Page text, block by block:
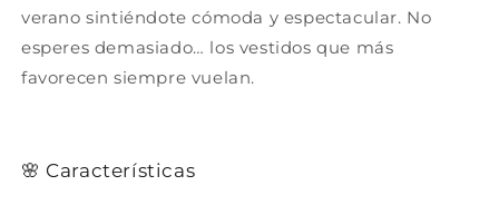
verano sintiéndote cómoda y espectacular. No
esperes demasiado… los vestidos que más
favorecen siempre vuelan.
🌸 Características